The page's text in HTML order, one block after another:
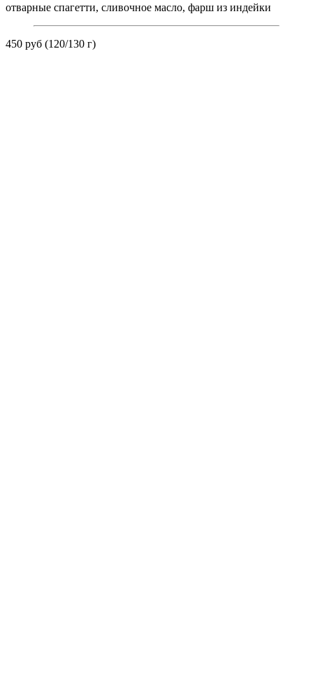
отварные спагетти, сливочное масло, фарш из индейки
450 руб (120/130 г)